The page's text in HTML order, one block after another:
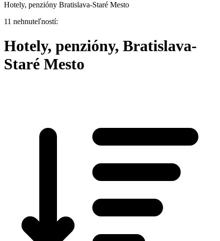
Hotely, penzióny Bratislava-Staré Mesto
11 nehnuteľností:
Hotely, penzióny, Bratislava-
Staré Mesto